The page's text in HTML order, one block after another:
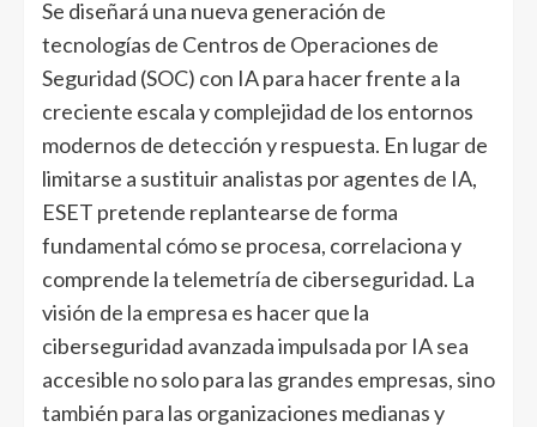
Se diseñará una nueva generación de
tecnologías de Centros de Operaciones de
Seguridad (SOC) con IA para hacer frente a la
creciente escala y complejidad de los entornos
modernos de detección y respuesta. En lugar de
limitarse a sustituir analistas por agentes de IA,
ESET pretende replantearse de forma
fundamental cómo se procesa, correlaciona y
comprende la telemetría de ciberseguridad. La
visión de la empresa es hacer que la
ciberseguridad avanzada impulsada por IA sea
accesible no solo para las grandes empresas, sino
también para las organizaciones medianas y